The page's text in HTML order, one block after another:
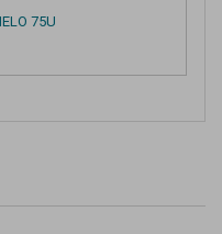
75U